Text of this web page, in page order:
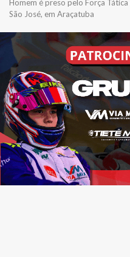
Homem é preso pelo Força
São José, em Araçatuba